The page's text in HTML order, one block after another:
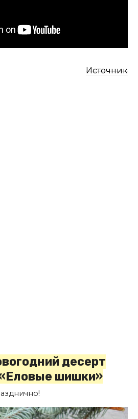
Источник
десерт
шишки»